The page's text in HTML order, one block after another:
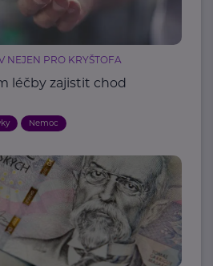
NEJEN PRO KRYŠTOFA
léčby zajistit chod
Nemoc